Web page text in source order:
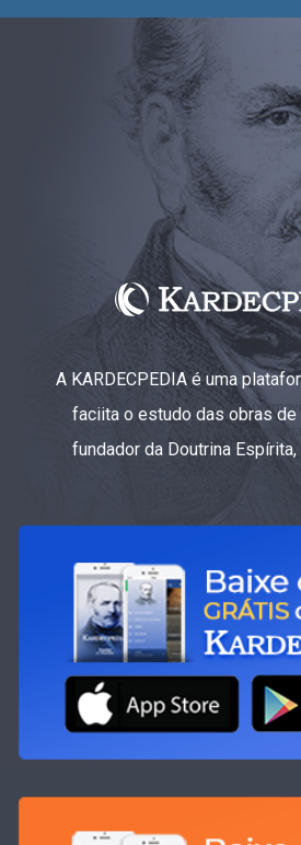
A KARDECPEDIA é uma
faciita o estudo das obras de
fundador da Doutrina